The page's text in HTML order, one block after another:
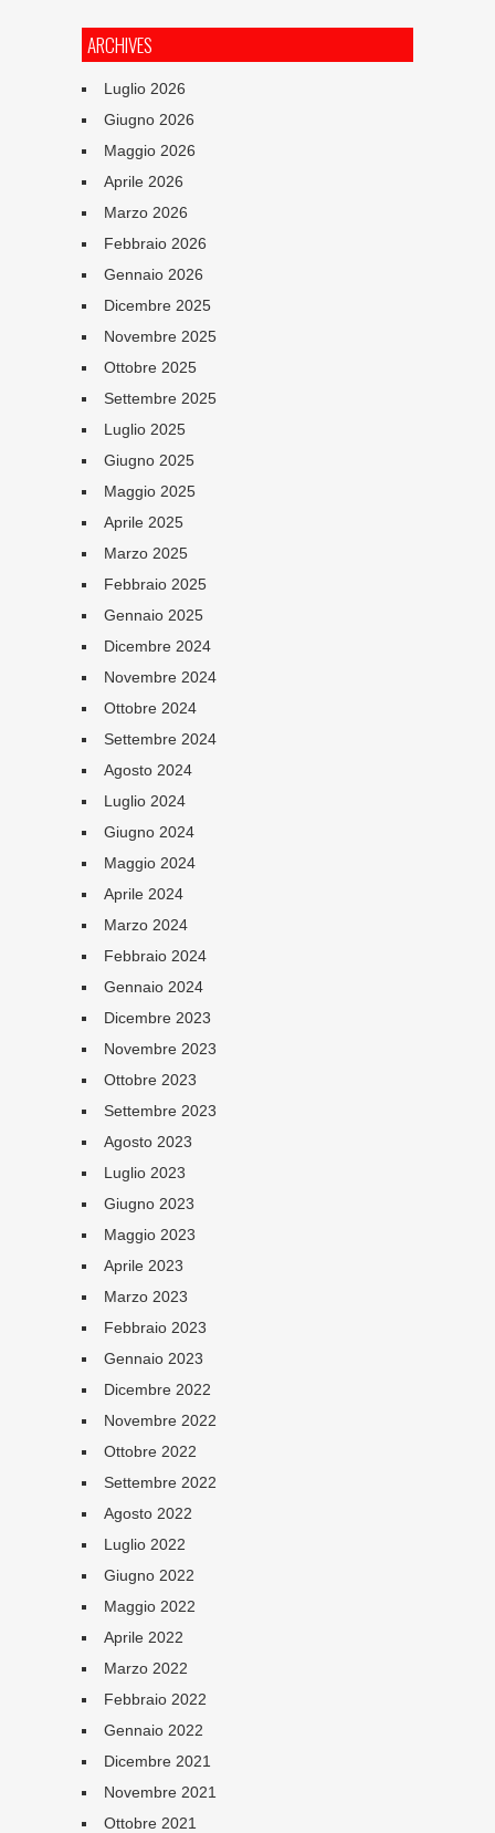
ARCHIVES
Luglio 2026
Giugno 2026
Maggio 2026
Aprile 2026
Marzo 2026
Febbraio 2026
Gennaio 2026
Dicembre 2025
Novembre 2025
Ottobre 2025
Settembre 2025
Luglio 2025
Giugno 2025
Maggio 2025
Aprile 2025
Marzo 2025
Febbraio 2025
Gennaio 2025
Dicembre 2024
Novembre 2024
Ottobre 2024
Settembre 2024
Agosto 2024
Luglio 2024
Giugno 2024
Maggio 2024
Aprile 2024
Marzo 2024
Febbraio 2024
Gennaio 2024
Dicembre 2023
Novembre 2023
Ottobre 2023
Settembre 2023
Agosto 2023
Luglio 2023
Giugno 2023
Maggio 2023
Aprile 2023
Marzo 2023
Febbraio 2023
Gennaio 2023
Dicembre 2022
Novembre 2022
Ottobre 2022
Settembre 2022
Agosto 2022
Luglio 2022
Giugno 2022
Maggio 2022
Aprile 2022
Marzo 2022
Febbraio 2022
Gennaio 2022
Dicembre 2021
Novembre 2021
Ottobre 2021